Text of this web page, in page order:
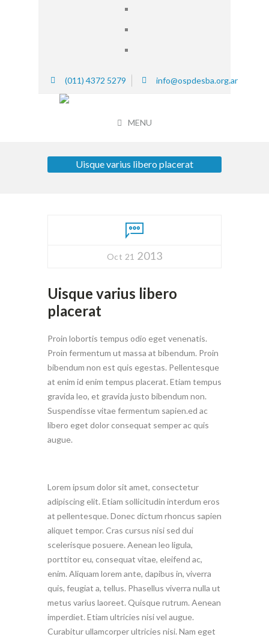
(011) 4372 5279 info@ospdesba.org.ar
MENU
Uisque varius libero placerat
Oct 21 2013
Uisque varius libero
placerat
Proin lobortis tempus odio eget venenatis.
Proin fermentum ut massa at bibendum. Proin
bibendum non est quis egestas. Pellentesque
at enim id enim tempus placerat. Etiam tempus
gravida leo, et gravida justo bibendum non.
Suspendisse vitae fermentum sapien.ed ac
libero eget dolor consequat semper ac quis
augue.
Lorem ipsum dolor sit amet, consectetur
adipiscing elit. Etiam sollicitudin interdum eros
at pellentesque. Donec dictum rhoncus sapien
aliquet tempor. Cras cursus nisi sed dui
scelerisque posuere. Aenean leo ligula,
porttitor eu, consequat vitae, eleifend ac,
enim. Aliquam lorem ante, dapibus in, viverra
quis, feugiat a, tellus. Phasellus viverra nulla ut
metus varius laoreet. Quisque rutrum. Aenean
imperdiet. Etiam ultricies nisi vel augue.
Curabitur ullamcorper ultricies nisi. Nam eget